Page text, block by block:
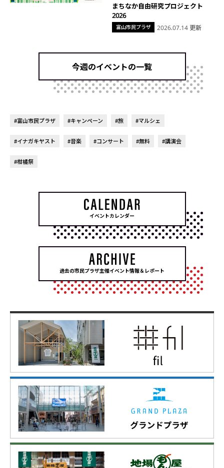
富山市民プラザ
まちなか自由研究プロジェクト
2026
2026.07.14 更新
今週のイベントの一覧
#富山市民プラザ #キャンペーン #旅 #マルシェ
#イナガキヤスト #音楽 #コンサート #無料 #講演会
#柑橘祭
イベントカレンダー
過去の市民プラザ主催イベント情報＆レポート